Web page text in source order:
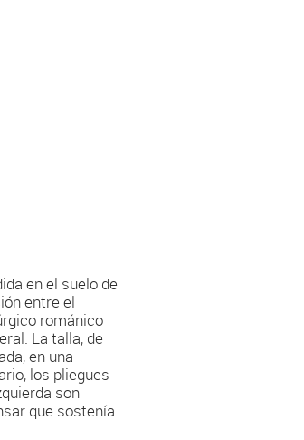
en el suelo de
entre el
románico
La talla, de
en una
los pliegues
son
que sostenía